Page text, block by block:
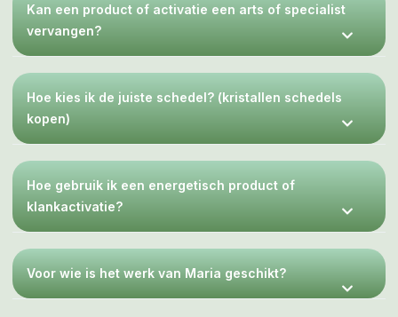
@Alle rechten zijn voorbehouden aan de Holystische praktijk
van Maria van der Geest: ‘STERRENPOORT – Oegstgeest’ en
verspreid haar producten onder ‘LeMUria & de Hathors
Kan een product of activatie een arts of specialist
vervangen?
Hoe kies ik de juiste schedel? (kristallen schedels
kopen)
Hoe gebruik ik een energetisch product of
klankactivatie?
Voor wie is het werk van Maria geschikt?